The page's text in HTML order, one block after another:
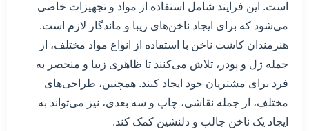
است. این فرایند شامل استفاده از مواد و تجهیزات خاصی
می‌شود که برای ایجاد ناخن‌های زیبا و ماندگار لازم است.
هنرمندان کاشت ناخن با استفاده از انواع مواد مختلف، از
جمله ژل و پودر، تلاش می‌کنند تا ظاهری زیبا و منحصر به
فرد برای مشتریان خود ایجاد کنند. همچنین، طراحی‌های
مختلف، از جمله نقاشی، چاپ و سه بعدی، نیز می‌تواند به
ایجاد یک ناخن جالب و دلنشین کمک کند.